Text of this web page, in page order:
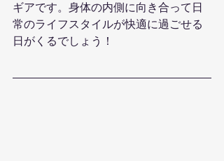
ギアです。身体の内側に向き合って日
常のライフスタイルが快適に過ごせる
日がくるでしょう！